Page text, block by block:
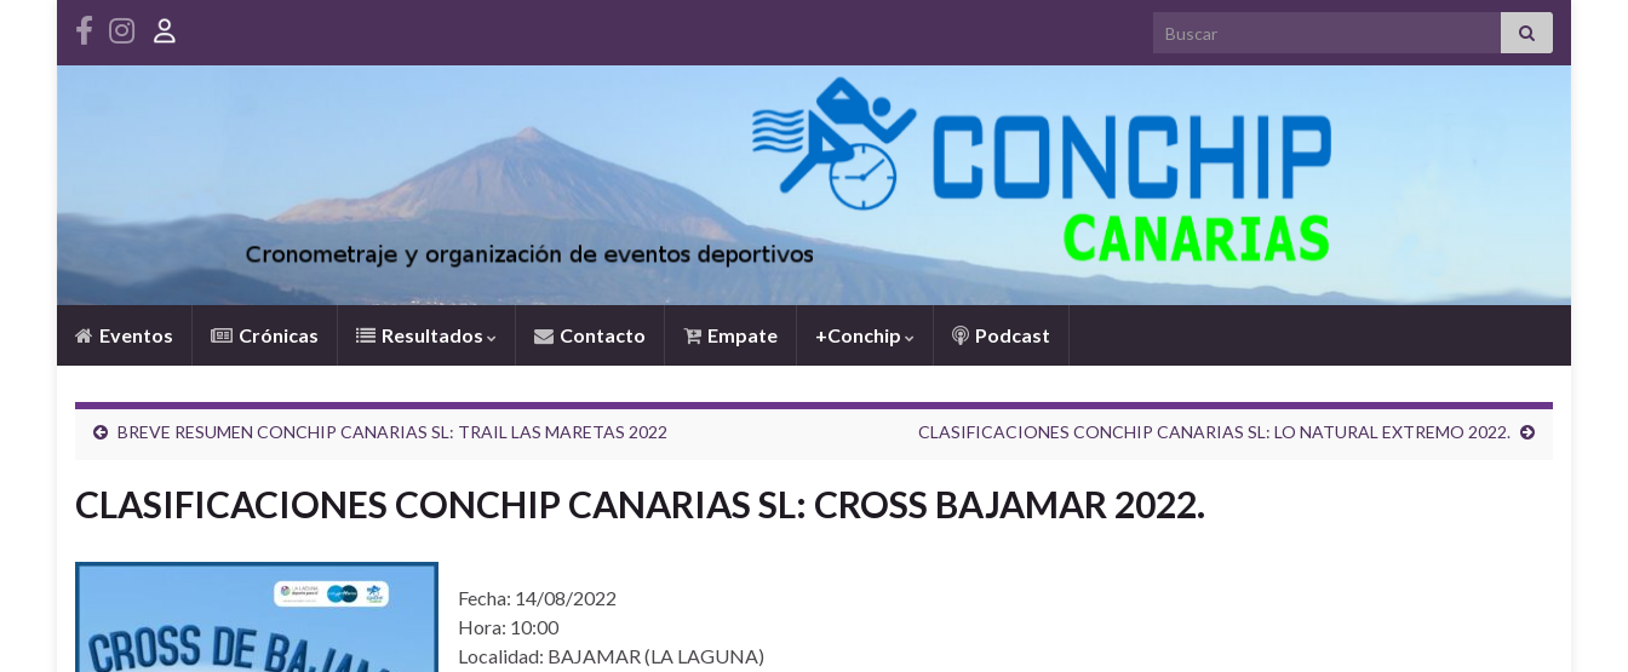
Search for:
Eventos Crónicas Resultados Contacto Empate +Conchip Podcast
BREVE RESUMEN CONCHIP CANARIAS SL: TRAIL LAS MARETAS 2022 CLASIFICACIONES CONCHIP CANARIAS SL: LO NATURAL EXTREMO 2022.
CLASIFICACIONES CONCHIP CANARIAS SL: CROSS BAJAMAR 2022.
Fecha: 14/08/2022
Hora: 10:00
Localidad: BAJAMAR (LA LAGUNA)